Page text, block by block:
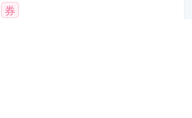
券